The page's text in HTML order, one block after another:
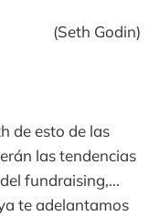
(Seth Godin)
de esto de las
las tendencias
fundraising,...
te adelantamos